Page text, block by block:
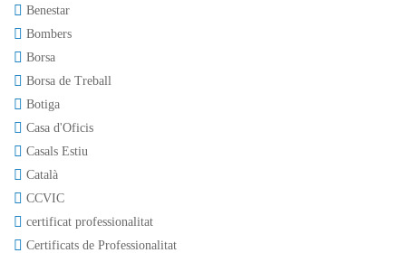
Benestar
Bombers
Borsa
Borsa de Treball
Botiga
Casa d'Oficis
Casals Estiu
Català
CCVIC
certificat professionalitat
Certificats de Professionalitat